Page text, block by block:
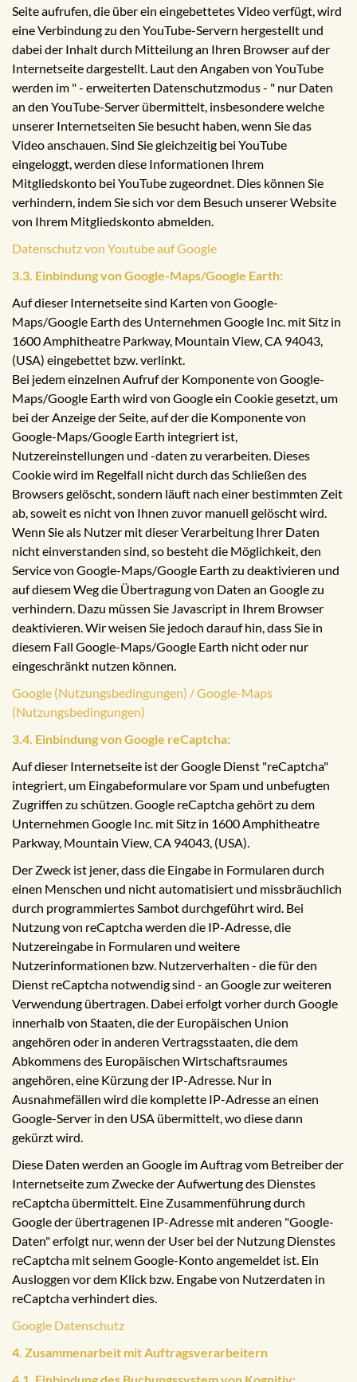
Seite aufrufen, die über ein eingebettetes Video verfügt, wird
eine Verbindung zu den YouTube-Servern hergestellt und
dabei der Inhalt durch Mitteilung an Ihren Browser auf der
Internetseite dargestellt. Laut den Angaben von YouTube
werden im " - erweiterten Datenschutzmodus - " nur Daten
an den YouTube-Server übermittelt, insbesondere welche
unserer Internetseiten Sie besucht haben, wenn Sie das
Video anschauen. Sind Sie gleichzeitig bei YouTube
eingeloggt, werden diese Informationen Ihrem
Mitgliedskonto bei YouTube zugeordnet. Dies können Sie
verhindern, indem Sie sich vor dem Besuch unserer Website
von Ihrem Mitgliedskonto abmelden.
Datenschutz von Youtube auf Google
3.3. Einbindung von Google-Maps/Google Earth:
Auf dieser Internetseite sind Karten von Google-
Maps/Google Earth des Unternehmen Google Inc. mit Sitz in
1600 Amphitheatre Parkway, Mountain View, CA 94043,
(USA) eingebettet bzw. verlinkt.
Bei jedem einzelnen Aufruf der Komponente von Google-
Maps/Google Earth wird von Google ein Cookie gesetzt, um
bei der Anzeige der Seite, auf der die Komponente von
Google-Maps/Google Earth integriert ist,
Nutzereinstellungen und -daten zu verarbeiten. Dieses
Cookie wird im Regelfall nicht durch das Schließen des
Browsers gelöscht, sondern läuft nach einer bestimmten Zeit
ab, soweit es nicht von Ihnen zuvor manuell gelöscht wird.
Wenn Sie als Nutzer mit dieser Verarbeitung Ihrer Daten
nicht einverstanden sind, so besteht die Möglichkeit, den
Service von Google-Maps/Google Earth zu deaktivieren und
auf diesem Weg die Übertragung von Daten an Google zu
verhindern. Dazu müssen Sie Javascript in Ihrem Browser
deaktivieren. Wir weisen Sie jedoch darauf hin, dass Sie in
diesem Fall Google-Maps/Google Earth nicht oder nur
eingeschränkt nutzen können.
Google (Nutzungsbedingungen) / Google-Maps
(Nutzungsbedingungen)
3.4. Einbindung von Google reCaptcha:
Auf dieser Internetseite ist der Google Dienst "reCaptcha"
integriert, um Eingabeformulare vor Spam und unbefugten
Zugriffen zu schützen. Google reCaptcha gehört zu dem
Unternehmen Google Inc. mit Sitz in 1600 Amphitheatre
Parkway, Mountain View, CA 94043, (USA).
Der Zweck ist jener, dass die Eingabe in Formularen durch
einen Menschen und nicht automatisiert und missbräuchlich
durch programmiertes Sambot durchgeführt wird. Bei
Nutzung von reCaptcha werden die IP-Adresse, die
Nutzereingabe in Formularen und weitere
Nutzerinformationen bzw. Nutzerverhalten - die für den
Dienst reCaptcha notwendig sind - an Google zur weiteren
Verwendung übertragen. Dabei erfolgt vorher durch Google
innerhalb von Staaten, die der Europäischen Union
angehören oder in anderen Vertragsstaaten, die dem
Abkommens des Europäischen Wirtschaftsraumes
angehören, eine Kürzung der IP-Adresse. Nur in
Ausnahmefällen wird die komplette IP-Adresse an einen
Google-Server in den USA übermittelt, wo diese dann
gekürzt wird.
Diese Daten werden an Google im Auftrag vom Betreiber der
Internetseite zum Zwecke der Aufwertung des Dienstes
reCaptcha übermittelt. Eine Zusammenführung durch
Google der übertragenen IP-Adresse mit anderen "Google-
Daten" erfolgt nur, wenn der User bei der Nutzung Dienstes
reCaptcha mit seinem Google-Konto angemeldet ist. Ein
Ausloggen vor dem Klick bzw. Engabe von Nutzerdaten in
reCaptcha verhindert dies.
Google Datenschutz
4. Zusammenarbeit mit Auftragsverarbeitern